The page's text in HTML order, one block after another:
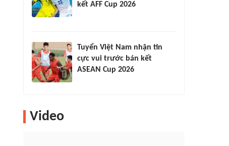
kết AFF Cup 2026
Tuyển Việt Nam nhận tin
cực vui trước bán kết
ASEAN Cup 2026
Video